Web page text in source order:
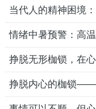
当代人的精神困境
情绪中暑预警：高
挣脱无形枷锁，在
挣脱内心的枷锁——